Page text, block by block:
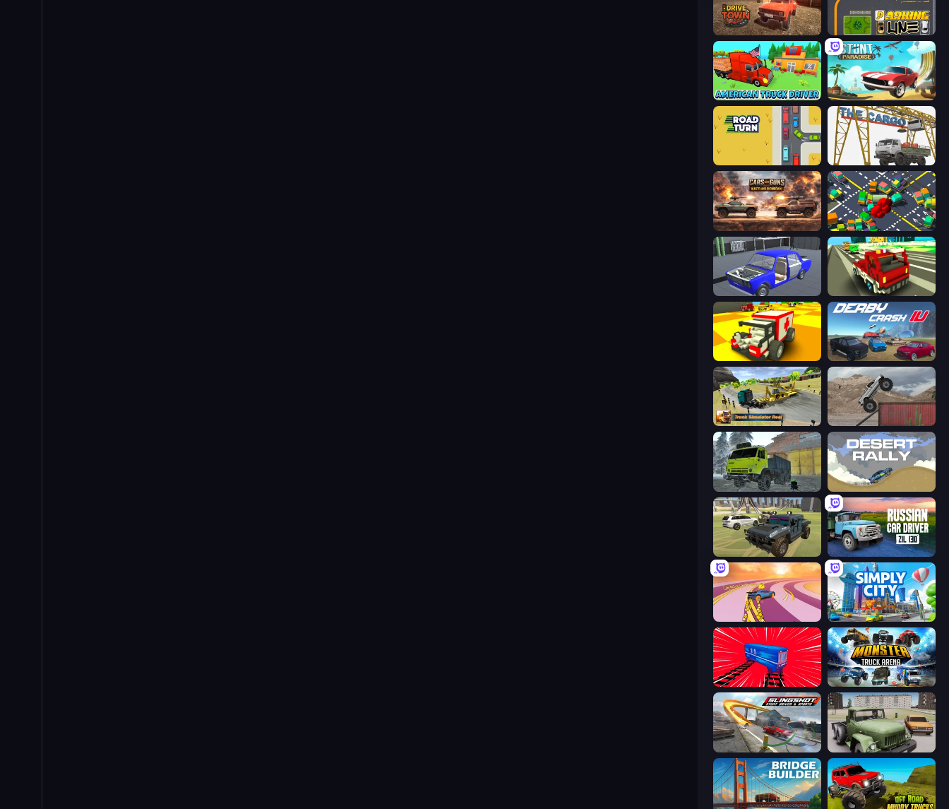
DriveTown Parking Line
American Truck Driver Stunt Paradise
The Cargo
Cars with Guns: Wasteland Showdown Slightly Annoying Traffic
Taz Mechanic Simulator Blocky Traffic Racing
Derby Crash 4
Truck Simulator Real Hard Wheels
Taiga Car Driver Desert Rally
4x4 Offroader Russian Car Driver ZIL 130
Sky Car Drift Simply City
Train Drift Monster Truck Arena
Slingshot Stunt Driver & Sport Truck Driver Easy Road